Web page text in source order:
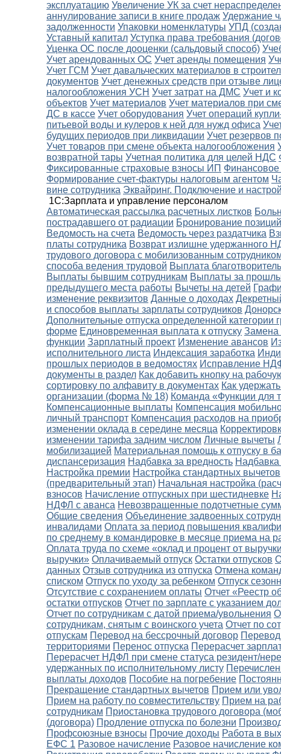
эксплуатацию Увеличение УК за счет
аннулирование записи в книге продаж Удержание
задолженности Упаковки номенклатуры УПД
Уставный капитал Уступка права требования
Уценка ОС после дооценки (сальдовый способ)
Учет арендованных ОС Учет аренды помещения
Учет ГСМ Учет давальческих материалов в
документов Учет денежных средств при отзыве
налогообложения УСН Учет затрат на ДМС Учет и
объектов Учет материалов Учет материалов при
ДС в кассе Учет оборудования Учет операций
питьевой воды и кулеров к ней для нужд офиса
будущих периодов при ликвидации Учет резервов
Учет товаров при смене объекта налогообложения
возвратной тары Учетная политика для целей НДС
Фиксированные страховые взносы ИП
Формирование счет-фактуры налоговым агентом
вине сотрудника Эквайринг. Подключение и
1С:Зарплата и управление персоналом
Автоматическая рассылка расчетных листков
пострадавшего от радиации Бронирование позиций
Ведомость на счета Ведомость через раздатчика
платы сотрудника Возврат излишне удержанного
трудового договора с мобилизованным
способа ведения трудовой Выплата
Выплаты бывшим сотрудникам Выплаты за
предыдущего места работы Вычеты на детей
изменение реквизитов Данные о доходах
и способов выплаты зарплаты сотрудников
Дополнительные отпуска определенной категории
форме Единовременная выплата к отпуску Замена
функции Зарплатный проект Изменение авансов
исполнительного листа Индексация заработка
прошлых периодов в ведомостях Исправление
документы в раздел Как добавить кнопку на
сортировку по алфавиту в документах Как
организации (форма № 18) Команда «Функции для
Компенсационные выплаты Компенсация
личный транспорт Компенсация расходов на
изменении оклада в середине месяца
изменении тарифа задним числом Личные вычеты
мобилизацией Материальная помощь к отпуску в
диспансеризация Надбавка за вредность
Настройка премии Настройка стандартных вычетов
(предварительный этап) Начальная настройка
взносов Начисление отпускных при шестидневке
НДФЛ с аванса Невозвращенные подотчетные
Общие сведения Объединение задвоенных
инвалидами Оплата за период повышения
по среднему в командировке в месяце приема на
Оплата труда по схеме «оклад и процент от
выручки» Оплачиваемый отпуск Остатки отпусков
данных Отзыв сотрудника из отпуска Отмена
списком Отпуск по уходу за ребенком Отпуск
Отсутствие с сохранением оплаты Отчет «Реестр
остатки отпусков Отчет по зарплате с указанием
Отчет по сотрудникам с датой приема/увольнения
сотрудникам, снятым с воинского учета Отчет по
отпускам Перевод на бессрочный договор Перевод
территориями Перенос отпуска Перерасчет
Перерасчет НДФЛ при смене статуса резидент/
удержанных по исполнительному листу
выплаты доходов Пособие на погребение
Прекращение стандартных вычетов Прием или
Прием на работу по совместительству Прием на
сотрудникам Приостановка трудового договора
(договора) Продление отпуска по болезни
Профсоюзные взносы Прочие доходы Работа в
ЕФС 1 Разовое начисление Разовое начисление